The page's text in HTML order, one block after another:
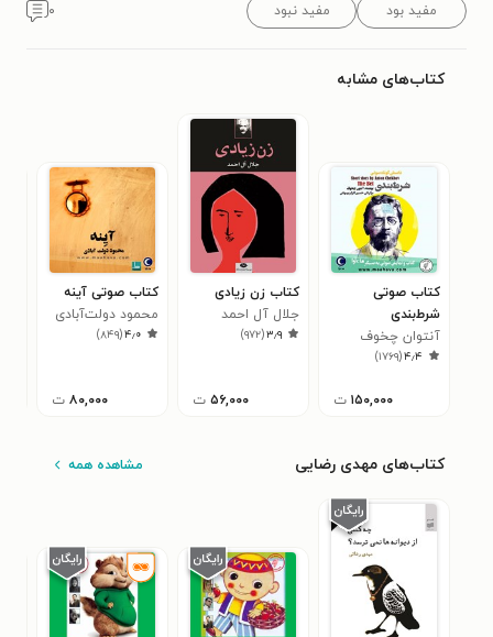
مفید بود مفید نبود ۰
کتاب‌های مشابه
کتاب صوتی
شرط‌بندی
آنتوان چخوف
۴٫۴(۱۷۶۹)
۱۵۰,۰۰۰ ت
کتاب زن زیادی
جلال آل احمد
۳٫۹(۹۷۲)
۵۶,۰۰۰ ت
کتاب صوتی آینه
محمود دولت‌آبادی
۴٫۰(۸۴۹)
۸۰,۰۰۰ ت
کتاب‌های مهدی رضایی مشاهده همه